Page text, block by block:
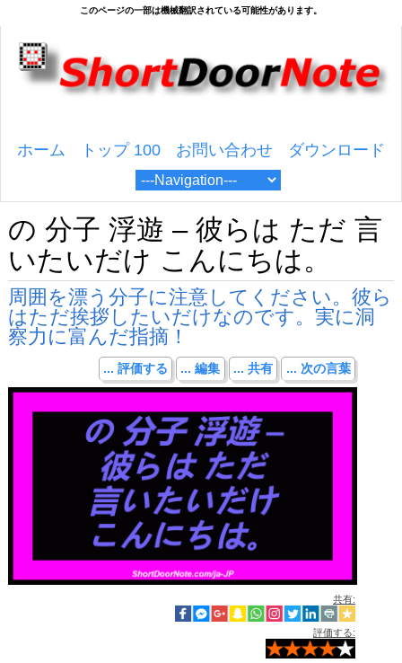
ホーム トップ 100 お問い合わせ ダウンロード
の 分子 浮遊 – 彼らは ただ 言
いたいだけ こんにちは。
周囲を漂う分子に注意してください。彼ら
はただ挨拶したいだけなのです。実に洞
察力に富んだ指摘！
... 評価する ... 編集 ... 共有 ... 次の言葉
共有:
評価する: